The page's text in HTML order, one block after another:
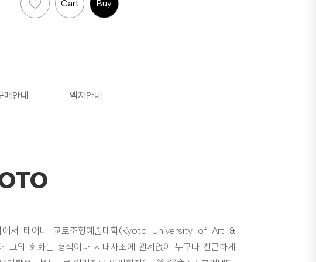
Cart Buy
매안내 액자안내
에서 태어나 교토조형예술대학(Kyoto University of Art &
의 회화는 형식이나 시대사조에 관계없이 누구나 친근하게